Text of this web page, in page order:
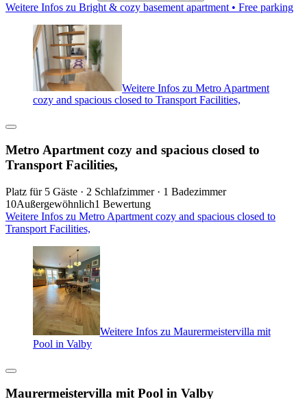
Weitere Infos zu Bright & cozy basement apartment • Free parking
Weitere Infos zu Metro Apartment
cozy and spacious closed to Transport Facilities,
Metro Apartment cozy and spacious closed to
Transport Facilities,
Platz für 5 Gäste · 2 Schlafzimmer · 1 Badezimmer
10Außergewöhnlich1 Bewertung
Weitere Infos zu Metro Apartment cozy and spacious closed to
Transport Facilities,
Weitere Infos zu Maurermeistervilla mit
Pool in Valby
Maurermeistervilla mit Pool in Valby